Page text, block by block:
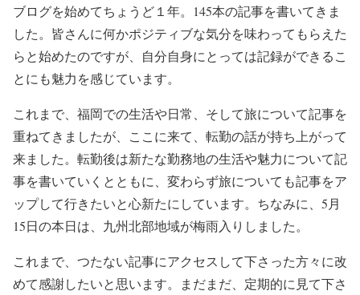
ブログを始めてちょうど１年。145本の記事を書いてきま
した。皆さんに何かポジティブな気分を味わってもらえた
らと始めたのですが、自分自身にとっては記録ができるこ
とにも魅力を感じています。
これまで、福岡での生活や日常、そして旅について記事を
重ねてきましたが、ここに来て、転勤の話が持ち上がって
来ました。転勤後は新たな勤務地の生活や魅力について記
事を書いていくとともに、変わらず旅についても記事をア
ップして行きたいと心新たにしています。ちなみに、5月
15日の本日は、九州北部地域が梅雨入りしました。
これまで、つたない記事にアクセスして下さった方々に改
めて感謝したいと思います。まだまだ、定期的に見て下さ